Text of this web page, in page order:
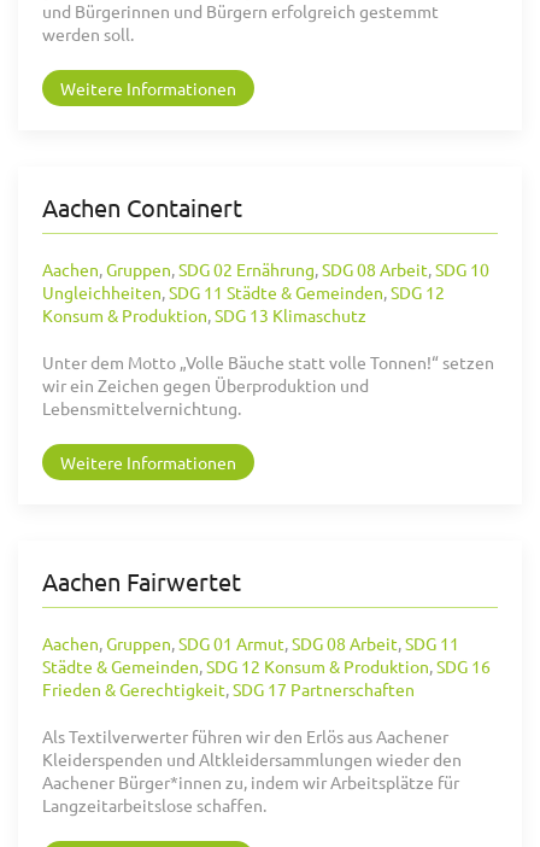
und Bürgerinnen und Bürgern erfolgreich gestemmt
werden soll.
Weitere Informationen
Aachen Containert
Aachen,Gruppen,SDG 02 Ernährung,SDG 08 Arbeit,SDG 10
Ungleichheiten,SDG 11 Städte & Gemeinden,SDG 12
Konsum & Produktion,SDG 13 Klimaschutz
Unter dem Motto „Volle Bäuche statt volle Tonnen!“ setzen
wir ein Zeichen gegen Überproduktion und
Lebensmittelvernichtung.
Weitere Informationen
Aachen Fairwertet
Aachen,Gruppen,SDG 01 Armut,SDG 08 Arbeit,SDG 11
Städte & Gemeinden,SDG 12 Konsum & Produktion,SDG 16
Frieden & Gerechtigkeit,SDG 17 Partnerschaften
Als Textilverwerter führen wir den Erlös aus Aachener
Kleiderspenden und Altkleidersammlungen wieder den
Aachener Bürger*innen zu, indem wir Arbeitsplätze für
Langzeitarbeitslose schaffen.